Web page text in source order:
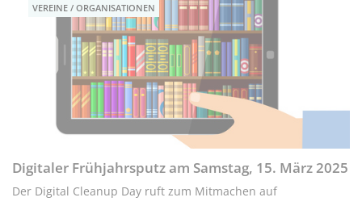
VEREINE / ORGANISATIONEN
Digitaler Frühjahrsputz am Samstag, 15. März 2025
Der Digital Cleanup Day ruft zum Mitmachen auf